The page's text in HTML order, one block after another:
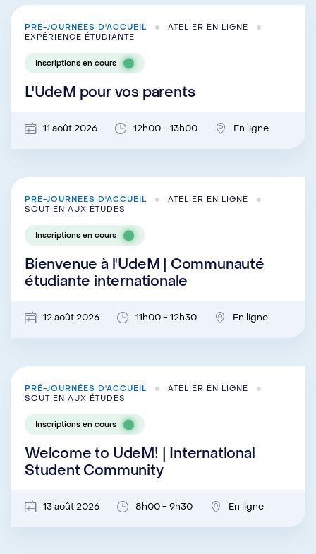
PRÉ-JOURNÉES D'ACCUEIL
ATELIER EN LIGNE
EXPÉRIENCE ÉTUDIANTE
Inscriptions en cours
L'UdeM pour vos parents
11 août 2026 12h00 - 13h00 En ligne
PRÉ-JOURNÉES D'ACCUEIL
ATELIER EN LIGNE
SOUTIEN AUX ÉTUDES
Inscriptions en cours
Bienvenue à l'UdeM | Communauté
étudiante internationale
12 août 2026 11h00 - 12h30 En ligne
PRÉ-JOURNÉES D'ACCUEIL
ATELIER EN LIGNE
SOUTIEN AUX ÉTUDES
Inscriptions en cours
Welcome to UdeM! | International
Student Community
13 août 2026 8h00 - 9h30 En ligne